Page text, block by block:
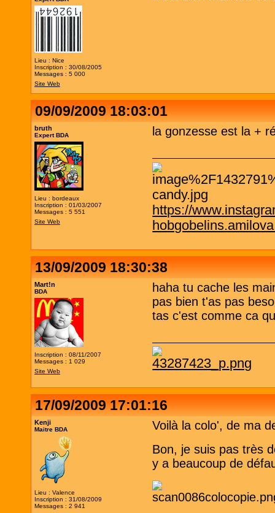
Lieu : Nice
Inscription : 30/08/2005
Messages : 5 000
Site Web
09/09/2009 18:03:01
bruth
Expert BDA
Lieu : bordeaux
Inscription : 01/03/2007
Messages : 5 551
Site Web
la gonzesse est la +
https://
13/09/2009 18:30:38
Mart!n
BDA
Inscription : 08/11/2007
Messages : 1 029
Site Web
haha tu cache les
pas bien t'as pas
tas c'est comme ca
17/09/2009 17:01:16
Kenji
Maitre BDA
Lieu : Valence
Inscription : 31/08/2009
Messages : 2 941
Voilà la colo', de ma
Bon, je suis pas très
y a beaucoup de